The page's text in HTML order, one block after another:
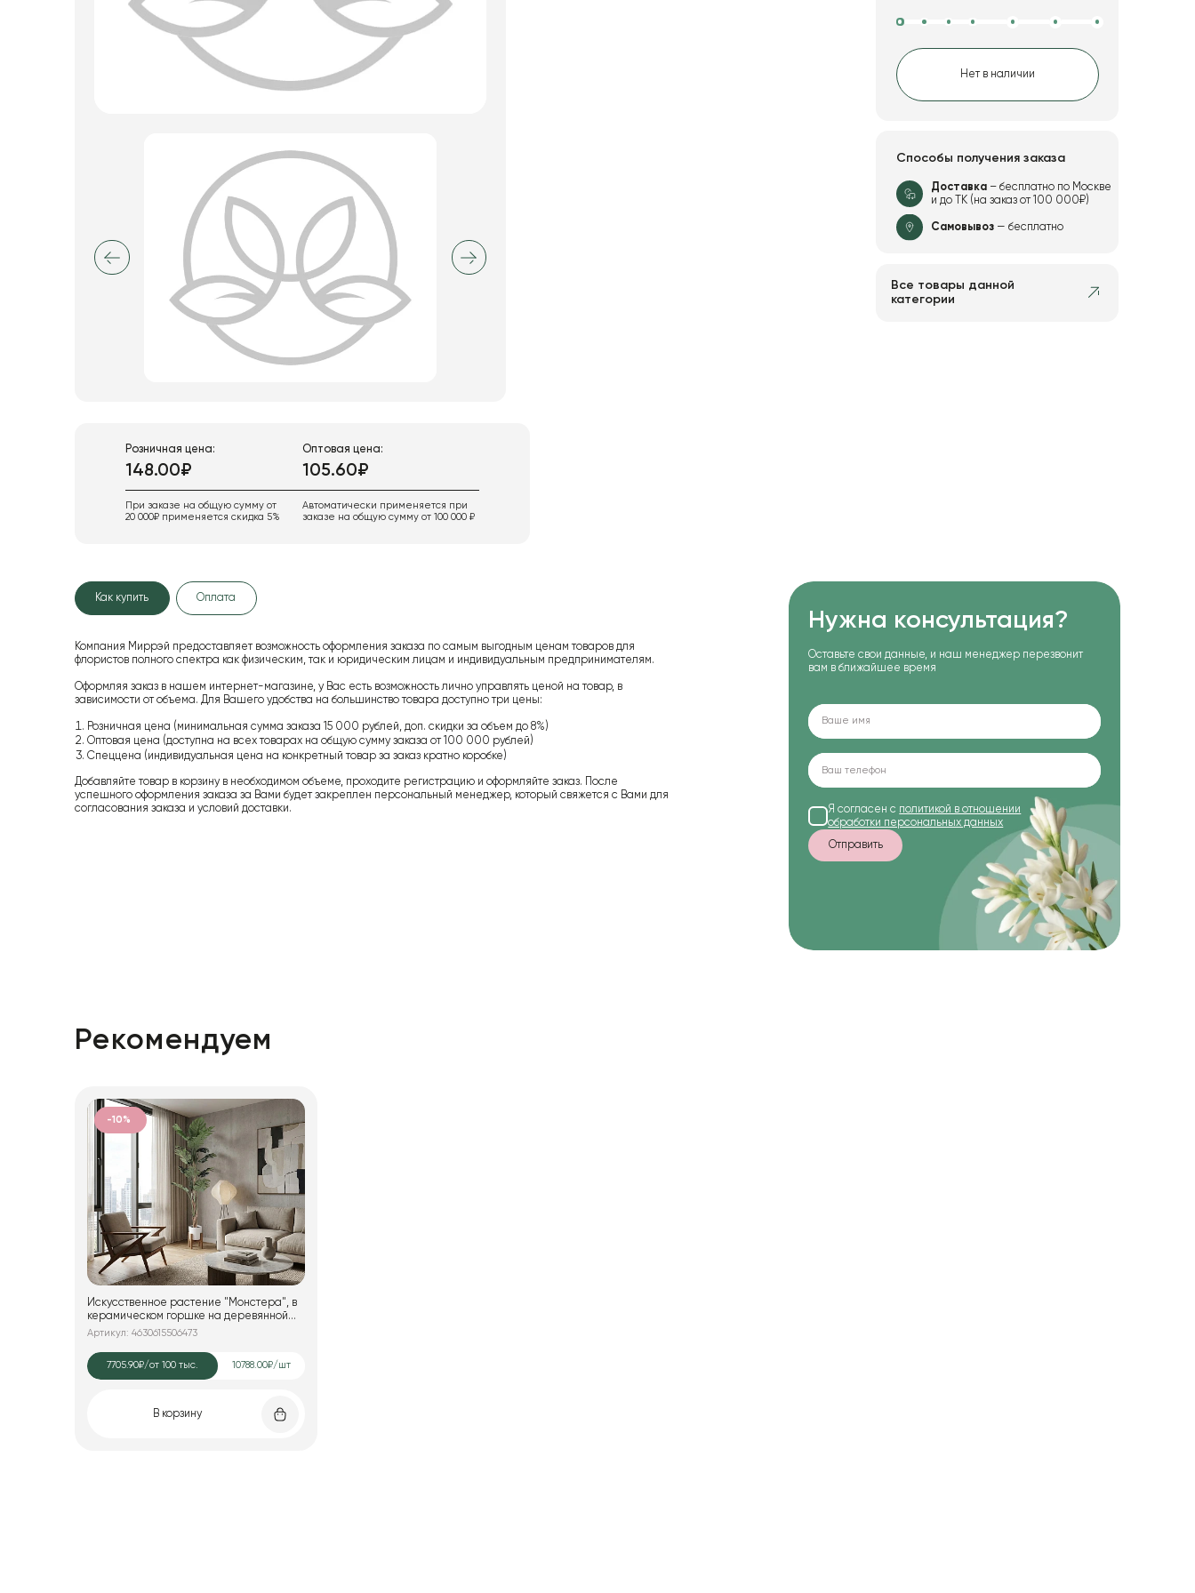
Искусственные цветы и растения
Декоративные вазы, кашпо
Розничная цена:
148.00₽
При заказе на общую сумму от
20 000₽ применяется скидка 5%
Оптовая цена:
105.60₽
Автоматически применяется при
заказе на общую сумму от 100 000 ₽
Нет в наличии
Способы получения заказа
Доставка– бесплатно по Москве
и до ТК (на заказ от 100 000₽)
Самовывоз— бесплатно
Все товары данной
категории
Как купить Оплата
Компания Миррэй предоставляет возможность оформления заказа по самым выгодным ценам товаров для
флористов полного спектра как физическим, так и юридическим лицам и индивидуальным предпринимателям.
Оформляя заказ в нашем интернет-магазине, у Вас есть возможность лично управлять ценой на товар, в
зависимости от объема. Для Вашего удобства на большинство товара доступно три цены:
Розничная цена (минимальная сумма заказа 15 000 рублей, доп. скидки за объем до 8%)
Оптовая цена (доступна на всех товарах на общую сумму заказа от 100 000 рублей)
Спеццена (индивидуальная цена на конкретный товар за заказ кратно коробке)
Добавляйте товар в корзину в необходимом объеме, проходите регистрацию и оформляйте заказ. После
успешного оформления заказа за Вами будет закреплен персональный менеджер, который свяжется с Вами для
согласования заказа и условий доставки.
Нужна консультация?
Оставьте свои данные, и наш менеджер перезвонит
вам в ближайшее время
Я согласен с политикой в отношении
обработки персональных данных
Отправить
Рекомендуем
-10%
Искусственное растение "Монстера", в
керамическом горшке на деревянной
подставке, 68,5*200 см.
Артикул: 4630615506473
7705.90₽/от 100 тыс. 10788.00₽/шт
В корзину